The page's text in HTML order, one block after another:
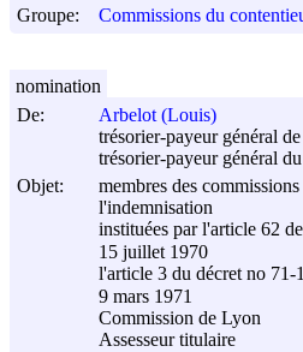
Groupe:
Commissions du
De:
Arbelot (Louis)
trésorier-payeur général
trésorier-payeur général
Objet:
membres des
l'indemnisation
instituées par l'article 62
15 juillet 1970
l'article 3 du décret no 71-
9 mars 1971
Commission de Lyon
Assesseur titulaire
nomination